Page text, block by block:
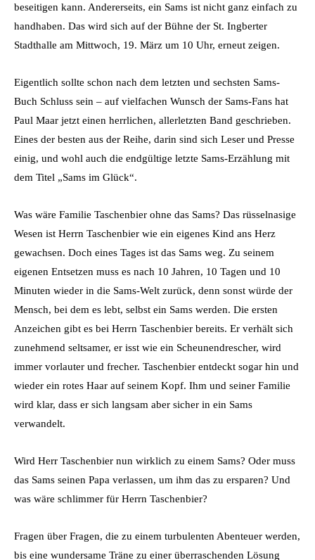
beseitigen kann. Andererseits, ein Sams ist nicht ganz einfach zu
handhaben. Das wird sich auf der Bühne der St. Ingberter
Stadthalle am Mittwoch, 19. März um 10 Uhr, erneut zeigen.
Eigentlich sollte schon nach dem letzten und sechsten Sams-
Buch Schluss sein – auf vielfachen Wunsch der Sams-Fans hat
Paul Maar jetzt einen herrlichen, allerletzten Band geschrieben.
Eines der besten aus der Reihe, darin sind sich Leser und Presse
einig, und wohl auch die endgültige letzte Sams-Erzählung mit
dem Titel „Sams im Glück“.
Was wäre Familie Taschenbier ohne das Sams? Das rüsselnasige
Wesen ist Herrn Taschenbier wie ein eigenes Kind ans Herz
gewachsen. Doch eines Tages ist das Sams weg. Zu seinem
eigenen Entsetzen muss es nach 10 Jahren, 10 Tagen und 10
Minuten wieder in die Sams-Welt zurück, denn sonst würde der
Mensch, bei dem es lebt, selbst ein Sams werden. Die ersten
Anzeichen gibt es bei Herrn Taschenbier bereits. Er verhält sich
zunehmend seltsamer, er isst wie ein Scheunendrescher, wird
immer vorlauter und frecher. Taschenbier entdeckt sogar hin und
wieder ein rotes Haar auf seinem Kopf. Ihm und seiner Familie
wird klar, dass er sich langsam aber sicher in ein Sams
verwandelt.
Wird Herr Taschenbier nun wirklich zu einem Sams? Oder muss
das Sams seinen Papa verlassen, um ihm das zu ersparen? Und
was wäre schlimmer für Herrn Taschenbier?
Fragen über Fragen, die zu einem turbulenten Abenteuer werden,
bis eine wundersame Träne zu einer überraschenden Lösung